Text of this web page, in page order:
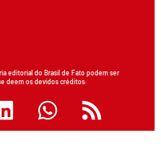
editorial do Brasil de Fato podem ser
deem os devidos créditos.